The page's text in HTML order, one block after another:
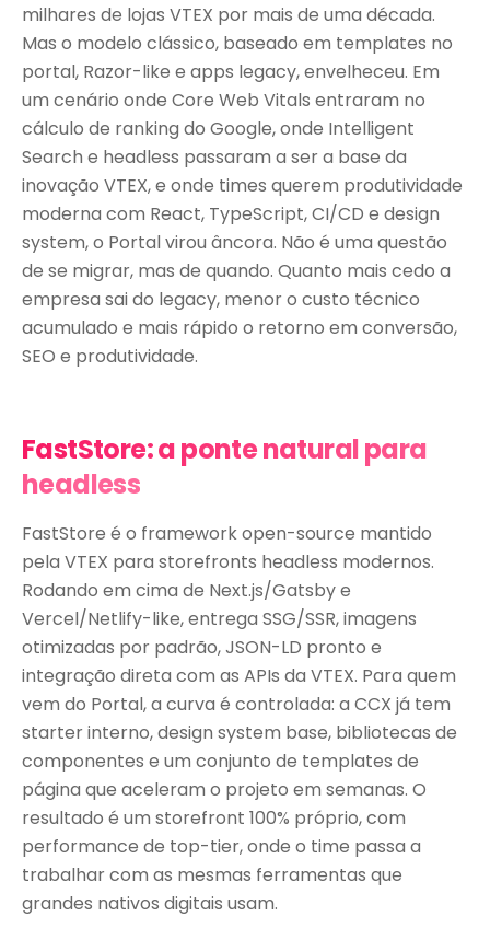
milhares de lojas VTEX por mais de uma década.
Mas o modelo clássico, baseado em templates no
portal, Razor-like e apps legacy, envelheceu. Em
um cenário onde Core Web Vitals entraram no
cálculo de ranking do Google, onde Intelligent
Search e headless passaram a ser a base da
inovação VTEX, e onde times querem produtividade
moderna com React, TypeScript, CI/CD e design
system, o Portal virou âncora. Não é uma questão
de se migrar, mas de quando. Quanto mais cedo a
empresa sai do legacy, menor o custo técnico
acumulado e mais rápido o retorno em conversão,
SEO e produtividade.
FastStore: a ponte natural para
headless
FastStore é o framework open-source mantido
pela VTEX para storefronts headless modernos.
Rodando em cima de Next.js/Gatsby e
Vercel/Netlify-like, entrega SSG/SSR, imagens
otimizadas por padrão, JSON-LD pronto e
integração direta com as APIs da VTEX. Para quem
vem do Portal, a curva é controlada: a CCX já tem
starter interno, design system base, bibliotecas de
componentes e um conjunto de templates de
página que aceleram o projeto em semanas. O
resultado é um storefront 100% próprio, com
performance de top-tier, onde o time passa a
trabalhar com as mesmas ferramentas que
grandes nativos digitais usam.